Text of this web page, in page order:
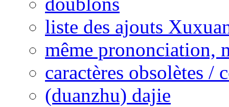
liste des ajouts
même prononciation,
caractères obsolètes /
(duanzhu) dajie